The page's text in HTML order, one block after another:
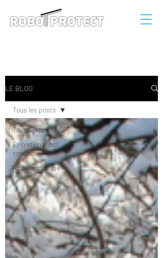
LE BLOG
Tous les posts
Entretien robot
tondeuse
Robot tondeuse
Tous les posts